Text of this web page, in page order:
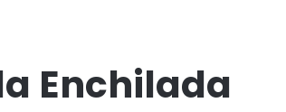
Enchilada